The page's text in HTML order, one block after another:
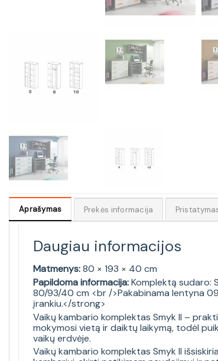
Aprašymas Prekės informacija
Daugiau informacijos
Matmenys:80 × 193 × 40 cm
Papildoma informacija:Komplektą sudaro:
80/93/40 cm <br />Pakabinama lentyna
įrankiu.</strong>
Vaikų kambario komplektas Smyk II –
mokymosi vietą ir daiktų laikymą, todėl
vaikų erdvėje.
Vaikų kambario komplektas Smyk II